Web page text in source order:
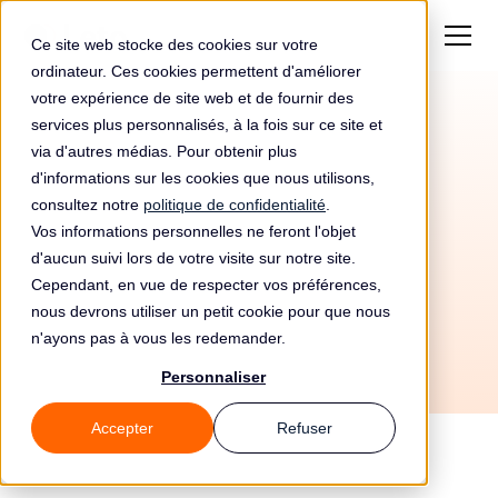
Ce site web stocke des cookies sur votre
ordinateur. Ces cookies permettent d'améliorer
votre expérience de site web et de fournir des
services plus personnalisés, à la fois sur ce site et
via d'autres médias. Pour obtenir plus
d'informations sur les cookies que nous utilisons,
consultez notre politique de confidentialité
Vos informations personnelles ne feront l'objet
d'aucun suivi lors de votre visite sur notre site.
Cependant, en vue de respecter vos préférences,
nous devrons utiliser un petit cookie pour que nous
n'ayons pas à vous les redemander.
Personnaliser
Accepter Refuser
Amende de10 000€
pour Reti Televisive
Italiane Spa